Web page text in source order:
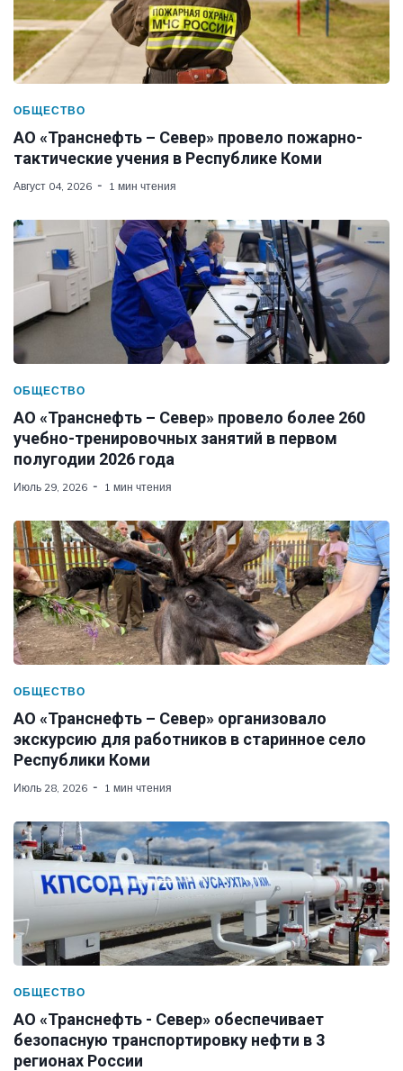
ОБЩЕСТВО
АО «Транснефть – Север» провело пожарно-
тактические учения в Республике Коми
Август 04, 2026 1 мин чтения
ОБЩЕСТВО
АО «Транснефть – Север» провело более 260
учебно-тренировочных занятий в первом
полугодии 2026 года
Июль 29, 2026 1 мин чтения
ОБЩЕСТВО
АО «Транснефть – Север» организовало
экскурсию для работников в старинное село
Республики Коми
Июль 28, 2026 1 мин чтения
ОБЩЕСТВО
АО «Транснефть - Север» обеспечивает
безопасную транспортировку нефти в 3
регионах России